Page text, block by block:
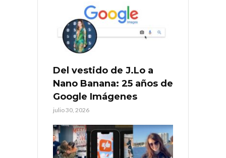
Del vestido de J.Lo a
Nano Banana: 25 años de
Google Imágenes
julio 30, 2026